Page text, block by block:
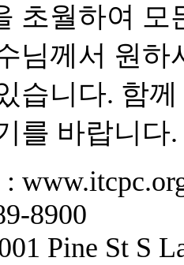
초월하여
님께서 원
습니다. 함
를 바랍니다.
:
8900
Pine St S